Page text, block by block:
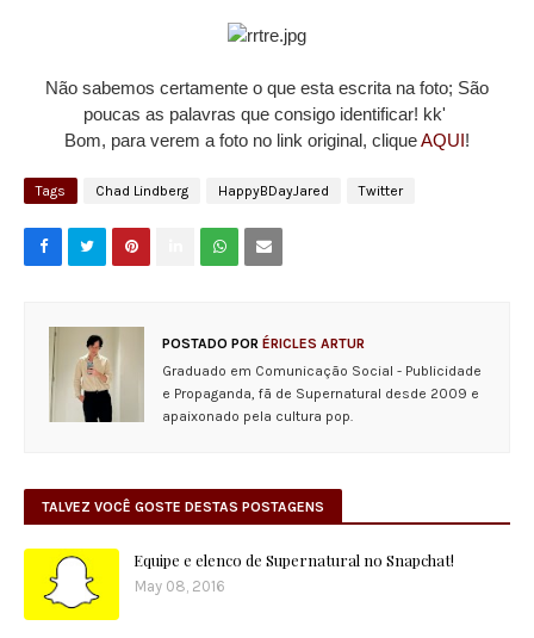
Não sabemos certamente o que esta escrita na foto; São
poucas as palavras que consigo identificar! kk'
Bom, para verem a foto no link original, cliqueAQUI!
Tags Chad Lindberg HappyBDayJared Twitter
POSTADO POR ÉRICLES ARTUR
Graduado em Comunicação Social - Publicidade
e Propaganda, fã de Supernatural desde 2009 e
apaixonado pela cultura pop.
TALVEZ VOCÊ GOSTE DESTAS POSTAGENS
Equipe e elenco de Supernatural no Snapchat!
May 08, 2016